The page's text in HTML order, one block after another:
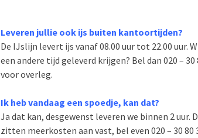
Leveren jullie ook ijs buiten kantoortijden?
De IJslijn levert ijs vanaf 08.00 uur tot 22.00 uur.
een andere tijd geleverd krijgen? Bel dan 020 – 30
voor overleg.
Ik heb vandaag een spoedje, kan dat?
Ja dat kan, desgewenst leveren we binnen 2 uur.
zitten meerkosten aan vast, bel even 020 – 30 80